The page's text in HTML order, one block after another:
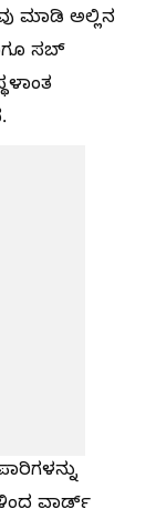
ಮಾಡಿ ಅಲ್ಲಿನ
ಸಬ್‌
ವಾರ್ಡ್‌